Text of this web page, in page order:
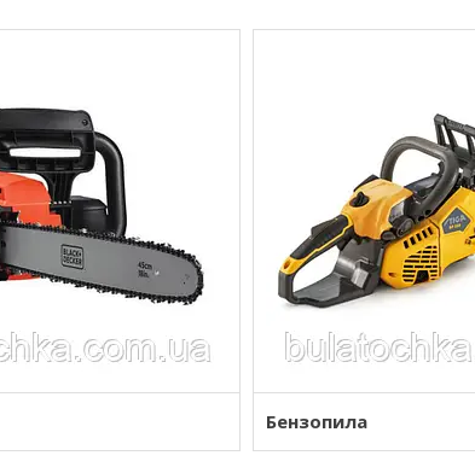
Бензопила